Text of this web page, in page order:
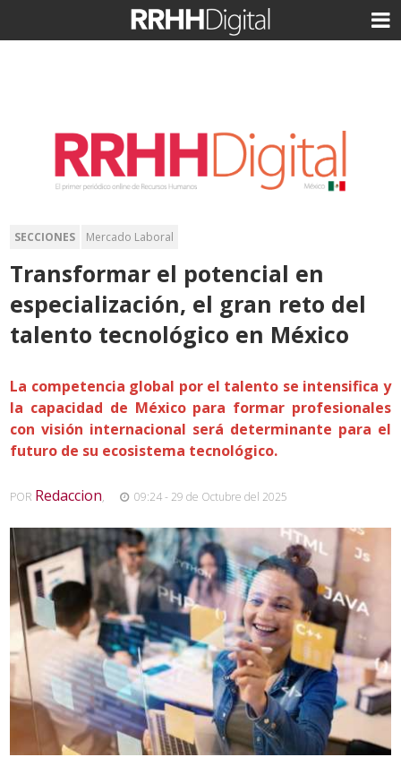
SECCIONES Mercado Laboral
Transformar el potencial en
especialización, el gran reto del
talento tecnológico en México
La competencia global por el talento se intensifica y
la capacidad de México para formar profesionales
con visión internacional será determinante para el
futuro de su ecosistema tecnológico.
POR Redaccion, 09:24 - 29 de Octubre del 2025